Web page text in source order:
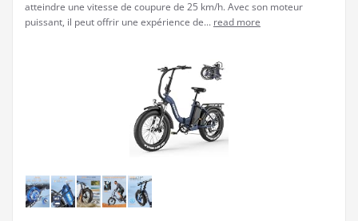
atteindre une vitesse de coupure de 25 km/h. Avec son moteur
puissant, il peut offrir une expérience de... read more